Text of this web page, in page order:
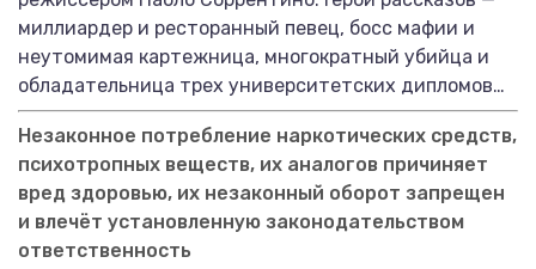
миллиардер и ресторанный певец, босс мафии и
неутомимая картежница, многократный убийца и
обладательница трех университетских дипломов…
Незаконное потребление наркотических средств,
психотропных веществ, их аналогов причиняет
вред здоровью, их незаконный оборот запрещен
и влечёт установленную законодательством
ответственность